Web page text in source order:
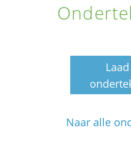
Naar alle